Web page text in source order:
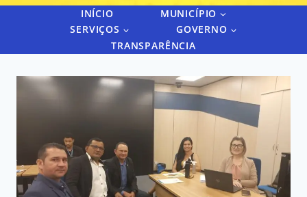
INÍCIO
MUNICÍPIO
SERVIÇOS
GOVERNO
TRANSPARÊNCIA